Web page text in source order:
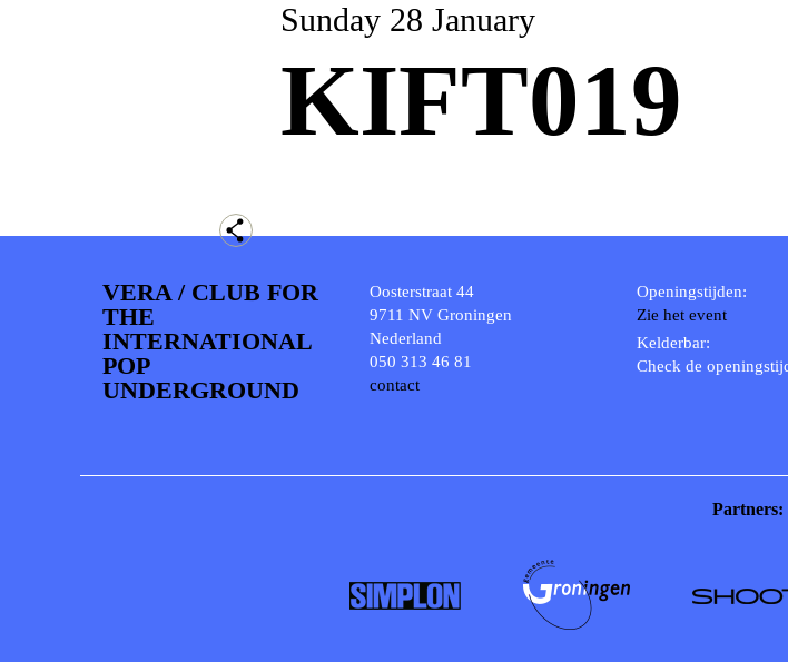
Sunday 28 January
KIFT019
VERA / CLUB FOR
THE
INTERNATIONAL
POP
UNDERGROUND
Oosterstraat 44
9711 NV Groningen
Nederland
050 313 46 81
contact
Openingstijden:
Zie het event
Kelderbar:
Check de
Partners: